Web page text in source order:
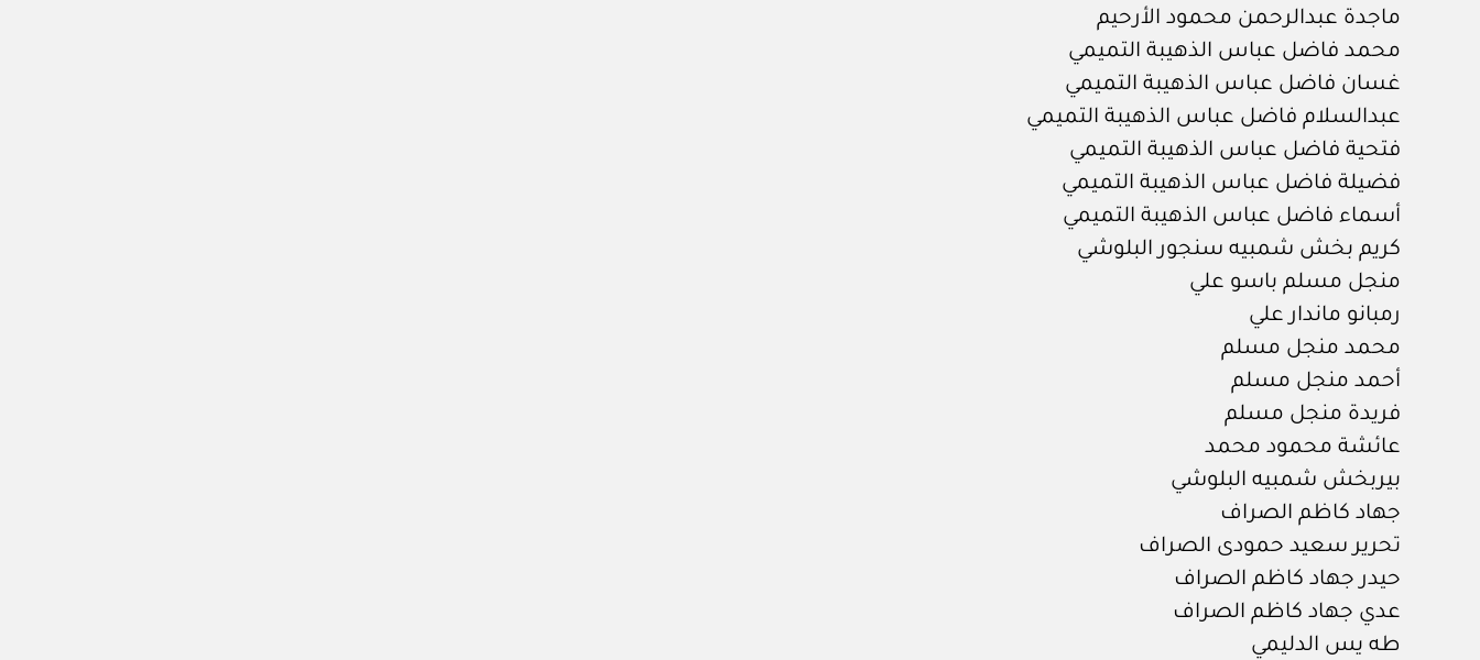
ماجدة عبدالرحمن محمود الأرحيم
محمد فاضل عباس الذهيبة التميمي
غسان فاضل عباس الذهيبة التميمي
عبدالسلام فاضل عباس الذهيبة التميمي
فتحية فاضل عباس الذهيبة التميمي
فضيلة فاضل عباس الذهيبة التميمي
أسماء فاضل عباس الذهيبة التميمي
كريم بخش شمبيه سنجور البلوشي
منجل مسلم باسو علي
رمبانو ماندار علي
محمد منجل مسلم
أحمد منجل مسلم
فريدة منجل مسلم
عائشة محمود محمد
بيربخش شمبيه البلوشي
جهاد كاظم الصراف
تحرير سعيد حمودى الصراف
حيدر جهاد كاظم الصراف
عدي جهاد كاظم الصراف
طه يس الدليمي